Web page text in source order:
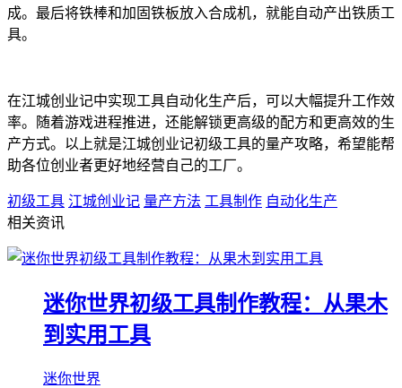
成。最后将铁棒和加固铁板放入合成机，就能自动产出铁质工
具。
在江城创业记中实现工具自动化生产后，可以大幅提升工作效
率。随着游戏进程推进，还能解锁更高级的配方和更高效的生
产方式。以上就是江城创业记初级工具的量产攻略，希望能帮
助各位创业者更好地经营自己的工厂。
初级工具 江城创业记 量产方法 工具制作 自动化生产
相关资讯
迷你世界初级工具制作教程：从果木
到实用工具
迷你世界